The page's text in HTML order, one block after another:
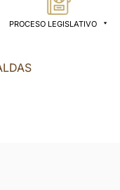
PROCESO LEGISLATIVO